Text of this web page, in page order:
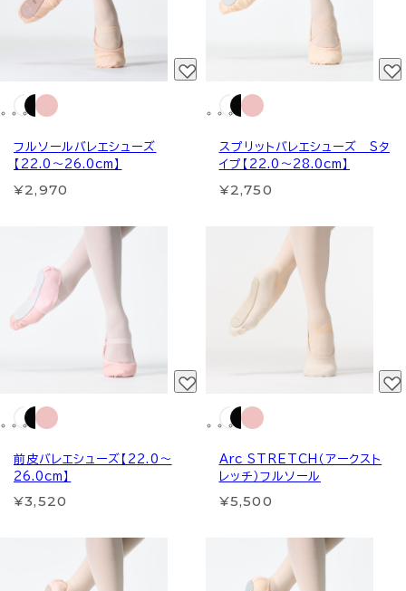
フルソールバレエシューズ
【22.0～26.0cm】
¥2,970
スプリットバレエシューズ Sタ
イプ【22.0～28.0cm】
¥2,750
前皮バレエシューズ【22.0～
26.0cm】
¥3,520
Arc STRETCH（アークスト
レッチ）フルソール
¥5,500